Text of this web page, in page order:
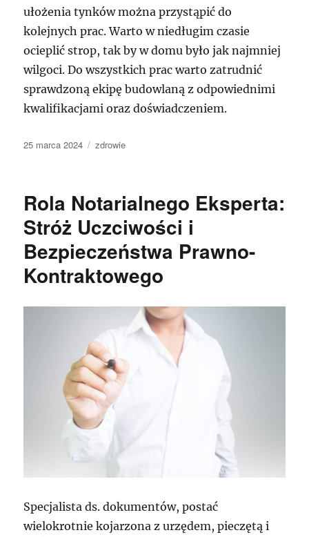
ułożenia tynków można przystąpić do
kolejnych prac. Warto w niedługim czasie
ocieplić strop, tak by w domu było jak najmniej
wilgoci. Do wszystkich prac warto zatrudnić
sprawdzoną ekipę budowlaną z odpowiednimi
kwalifikacjami oraz doświadczeniem.
Data
25 marca 2024 Kategorie
zdrowie
Rola Notarialnego Eksperta:
Stróż Uczciwości i
Bezpieczeństwa Prawno-
Kontraktowego
Specjalista ds. dokumentów, postać
wielokrotnie kojarzona z urzędem, pieczętą i